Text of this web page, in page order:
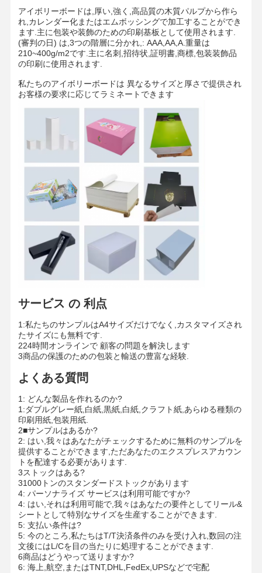
工場見学 品質管理 お問い合わせ ニュース
灰色のボール紙
オフセット ペーパー
アイボリー紙のペーパー
光沢紙
カラー紙
クラフト紙
波紋紙
新聞用紙のペーパー
ストーンペーパー
コピー用紙
紙箱
紙のワイヤスループ
経師
ケーキボード
アイボリーボードは,厚い,強く,高品質の木質パルプから作ら
れ,カレンダー化またはエムボッシングで加工することができ
ます.主に包装や装飾のための印刷基板として使用されます.
(審判の日) は,3つの階層に分かれ,: AAA,AA,A.重量は
210~400g/m2です.主に名刺,招待状,証明書,商標,包装装飾品
の印刷に使用されます.
私たちのアイボリーボードは 異なるサイズと厚さで提供され
お客様の要求に応じてラミネートできます
サービス の 利点
1:私たちのサンプルはA4サイズだけでなく,カスタマイズされ
たサイズにも無料です.
224時間オンラインで 顧客の問題を解決します
3商品の保護のための包装と輸送の豊富な経験.
よくある質問
1: どんな製品を作れるのか?
1:ダブルグレー紙,白紙,黒紙,白紙,クラフト紙,あらゆる種類の
印刷用紙,包装用紙.
2■サンプルはあるか?
2: はい,我々はあなたがチェックするために無料のサンプルを
提供することができます,ただあなたのエクスプレスアカウン
トを配達する必要があります.
3ストックはある?
31000トンのスタンダードストックがあります
4: パーソナライズ サービスは利用可能ですか?
4: はい,それは利用可能で,我々はあなたの要件としてリール&
シートとして特別なサイズを生産することができます.
5: 支払い条件は?
5: 今のところ,私たちはT/T決済条件のみを受け入れ,数回の注
文後にはL/Cを目の当たりに処理することができます.
6商品はどうやって送りますか?
6: 海上,航空,またはTNT,DHL,FedEx,UPSなどで宅配